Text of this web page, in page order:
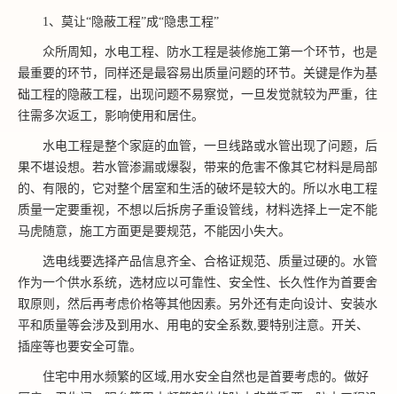
1、莫让“隐蔽工程”成“隐患工程”
众所周知，水电工程、防水工程是装修施工第一个环节，也是
最重要的环节，同样还是最容易出质量问题的环节。关键是作为基
础工程的隐蔽工程，出现问题不易察觉，一旦发觉就较为严重，往
往需多次返工，影响使用和居住。
水电工程是整个家庭的血管，一旦线路或水管出现了问题，后
果不堪设想。若水管渗漏或爆裂，带来的危害不像其它材料是局部
的、有限的，它对整个居室和生活的破坏是较大的。所以水电工程
质量一定要重视，不想以后拆房子重设管线，材料选择上一定不能
马虎随意，施工方面更是要规范，不能因小失大。
选电线要选择产品信息齐全、合格证规范、质量过硬的。水管
作为一个供水系统，选材应以可靠性、安全性、长久性作为首要舍
取原则，然后再考虑价格等其他因素。另外还有走向设计、安装水
平和质量等会涉及到用水、用电的安全系数,要特别注意。开关、
插座等也要安全可靠。
住宅中用水频繁的区域,用水安全自然也是首要考虑的。做好